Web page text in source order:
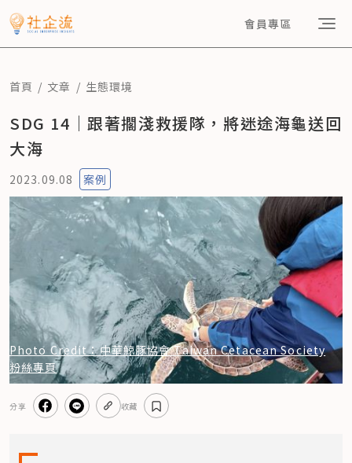
會員專區
首頁 文章 生態環境
SDG 14｜跟著擱淺救援隊，將迷途海龜送回
大海
2023.09.08 案例
Photo Credit：中華鯨豚協會 Taiwan Cetacean Society
粉絲專頁
分享 收藏